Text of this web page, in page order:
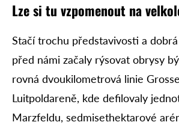
Lze si tu vzpomenout na
Stačí trochu představivosti a dobrá
před námi začaly rýsovat obrysy
rovná dvoukilometrová linie
Luitpoldareně, kde defilovaly
Marzfeldu, sedmisethektarové